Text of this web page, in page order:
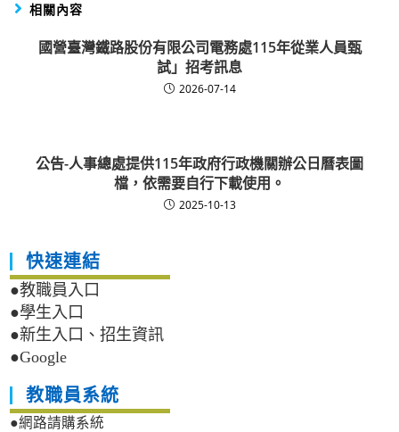
相關內容
國營臺灣鐵路股份有限公司電務處115年從業人員甄
試」招考訊息
2026-07-14
公告-人事總處提供115年政府行政機關辦公日曆表圖
檔，依需要自行下載使用。
2025-10-13
快速連結
●教職員入口
●學生入口
●新生入口、招生資訊
●Google
教職員系統
●網路請購系統